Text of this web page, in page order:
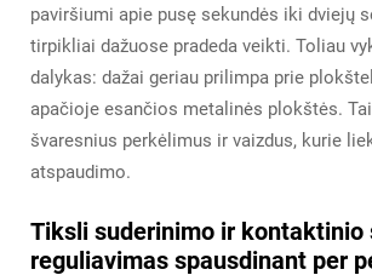
paviršiumi apie pusę sekundės iki dviejų
tirpikliai dažuose pradeda veikti. Toliau
dalykas: dažai geriau prilimpa prie
apačioje esančios metalinės plokštės.
švaresnius perkėlimus ir vaizdus, kurie
atspaudimo.
Tiksli suderinimo ir kontaktinio
reguliavimas spausdinant per